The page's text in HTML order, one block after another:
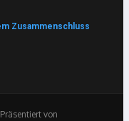
Zusammenschluss
von